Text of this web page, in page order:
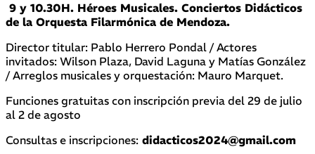
9 y 10.30H. Héroes Musicales. Conciertos Didácticos
de la Orquesta Filarmónica de Mendoza.
Director titular: Pablo Herrero Pondal / Actores
invitados: Wilson Plaza, David Laguna y Matías González
/ Arreglos musicales y orquestación: Mauro Marquet.
Funciones gratuitas con inscripción previa del 29 de julio
al 2 de agosto
Consultas e inscripciones: didacticos2024@gmail.com